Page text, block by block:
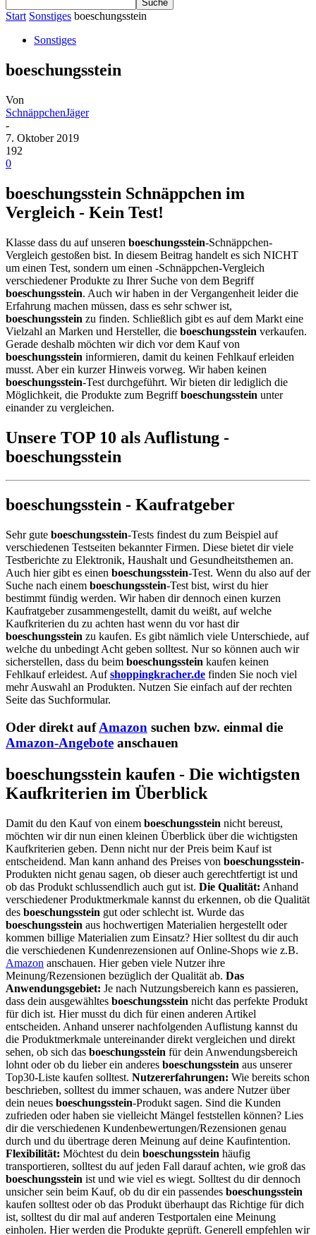
Start Sonstiges boeschungsstein
Sonstiges
boeschungsstein
Von
SchnäppchenJäger
-
7. Oktober 2019
192
0
boeschungsstein Schnäppchen im
Vergleich - Kein Test!
Klasse dass du auf unseren boeschungsstein-Schnäppchen-
Vergleich gestoßen bist. In diesem Beitrag handelt es sich NICHT
um einen Test, sondern um einen -Schnäppchen-Vergleich
verschiedener Produkte zu Ihrer Suche von dem Begriff
boeschungsstein. Auch wir haben in der Vergangenheit leider die
Erfahrung machen müssen, dass es sehr schwer ist,
boeschungsstein zu finden. Schließlich gibt es auf dem Markt eine
Vielzahl an Marken und Hersteller, die boeschungsstein verkaufen.
Gerade deshalb möchten wir dich vor dem Kauf von
boeschungsstein informieren, damit du keinen Fehlkauf erleiden
musst. Aber ein kurzer Hinweis vorweg. Wir haben keinen
boeschungsstein-Test durchgeführt. Wir bieten dir lediglich die
Möglichkeit, die Produkte zum Begriffboeschungsstein unter
einander zu vergleichen.
Unsere TOP 10 als Auflistung -
boeschungsstein
boeschungsstein - Kaufratgeber
Sehr gute boeschungsstein-Tests findest du zum Beispiel auf
verschiedenen Testseiten bekannter Firmen. Diese bietet dir viele
Testberichte zu Elektronik, Haushalt und Gesundheitsthemen an.
Auch hier gibt es einen boeschungsstein-Test. Wenn du also auf der
Suche nach einem boeschungsstein-Test bist, wirst du hier
bestimmt fündig werden. Wir haben dir dennoch einen kurzen
Kaufratgeber zusammengestellt, damit du weißt, auf welche
Kaufkriterien du zu achten hast wenn du vor hast dir
boeschungsstein zu kaufen. Es gibt nämlich viele Unterschiede, auf
welche du unbedingt Acht geben solltest. Nur so können auch wir
sicherstellen, dass du beim boeschungsstein kaufen keinen
Fehlkauf erleidest. Aufshoppingkracher.de finden Sie noch viel
mehr Auswahl an Produkten. Nutzen Sie einfach auf der rechten
Seite das Suchformular.
Oder direkt aufAmazon suchen bzw. einmal die
Amazon-Angebote anschauen
boeschungsstein kaufen - Die wichtigsten
Kaufkriterien im Überblick
Damit du den Kauf von einem boeschungsstein nicht bereust,
möchten wir dir nun einen kleinen Überblick über die wichtigsten
Kaufkriterien geben. Denn nicht nur der Preis beim Kauf ist
entscheidend. Man kann anhand des Preises von boeschungsstein-
Produkten nicht genau sagen, ob dieser auch gerechtfertigt ist und
ob das Produkt schlussendlich auch gut ist. Die Qualität: Anhand
verschiedener Produktmerkmale kannst du erkennen, ob die Qualität
des boeschungsstein gut oder schlecht ist. Wurde das
boeschungsstein aus hochwertigen Materialien hergestellt oder
kommen billige Materialien zum Einsatz? Hier solltest du dir auch
die verschiedenen Kundenrezensionen auf Online-Shops wie z.B.
Amazon anschauen. Hier geben viele Nutzer ihre
Meinung/Rezensionen bezüglich der Qualität ab. Das
Anwendungsgebiet: Je nach Nutzungsbereich kann es passieren,
dass dein ausgewähltes boeschungsstein nicht das perfekte Produkt
für dich ist. Hier musst du dich für einen anderen Artikel
entscheiden. Anhand unserer nachfolgenden Auflistung kannst du
die Produktmerkmale untereinander direkt vergleichen und direkt
sehen, ob sich das boeschungsstein für dein Anwendungsbereich
lohnt oder ob du lieber ein anderes boeschungsstein aus unserer
Top30-Liste kaufen solltest. Nutzererfahrungen: Wie bereits schon
beschrieben, solltest du immer schauen, was andere Nutzer über
dein neues boeschungsstein-Produkt sagen. Sind die Kunden
zufrieden oder haben sie vielleicht Mängel feststellen können? Lies
dir die verschiedenen Kundenbewertungen/Rezensionen genau
durch und du übertrage deren Meinung auf deine Kaufintention.
Flexibilität: Möchtest du dein boeschungsstein häufig
transportieren, solltest du auf jeden Fall darauf achten, wie groß das
boeschungsstein ist und wie viel es wiegt. Solltest du dir dennoch
unsicher sein beim Kauf, ob du dir ein passendes boeschungsstein
kaufen solltest oder ob das Produkt überhaupt das Richtige für dich
ist, solltest du dir mal auf anderen Testportalen eine Meinung
einholen. Hier werden die Produkte geprüft. Generell empfehlen wir